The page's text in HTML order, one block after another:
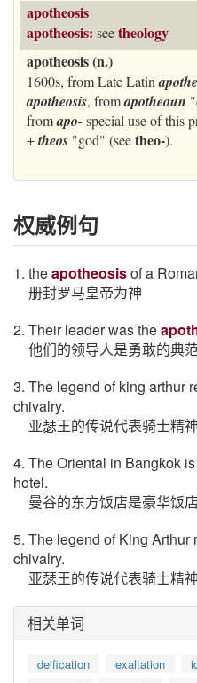
apotheosis
apotheosis: seetheology
apotheosis (n.)
1600s, from Late Latin
apotheosis, fromapotheoun
fromapo-special use of this
+theos "god" (seetheo-).
权威例句
1. theapotheosisof a
册封罗马皇帝为神
2. Their leader was the
他们的领导人是勇敢的典
3. The legend of king arthur
chivalry.
亚瑟王的传说代表骑士精神
4. The Oriental in Bangkok
hotel.
曼谷的东方饭店是豪华饭店
5. The legend of King Arthur
chivalry.
亚瑟王的传说代表骑士精
相关单词
deification exaltation